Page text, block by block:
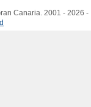
Canaria. 2001 - 2026 -